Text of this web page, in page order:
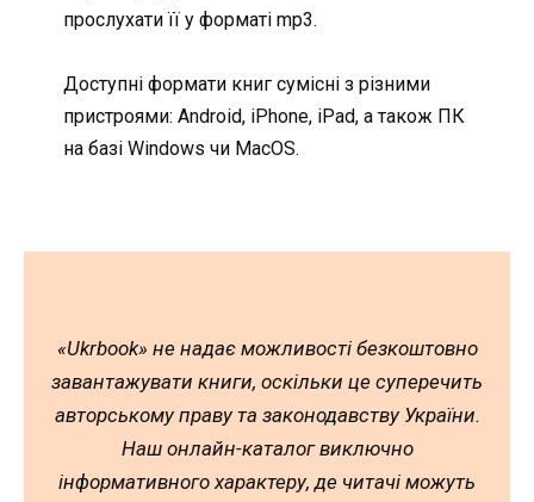
прослухати її у форматі mp3.
Доступні формати книг сумісні з різними
пристроями: Android, iPhone, iPad, а також ПК
на базі Windows чи MacOS.
«Ukrbook» не надає можливості безкоштовно
завантажувати книги, оскільки це суперечить
авторському праву та законодавству України.
Наш онлайн-каталог виключно
інформативного характеру, де читачі можуть